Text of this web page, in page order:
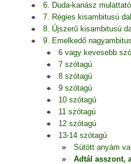
6. Duda-kanász
7. Régies kisambitusú
8. Újszerű kisambitusú
9. Emelkedő
6 vagy kevesebb
7 szótagú
8 szótagú
9 szótagú
10 szótagú
11 szótagú
12 szótagú
13-14 szótagú
Sütött anyám
Adtál asszont,